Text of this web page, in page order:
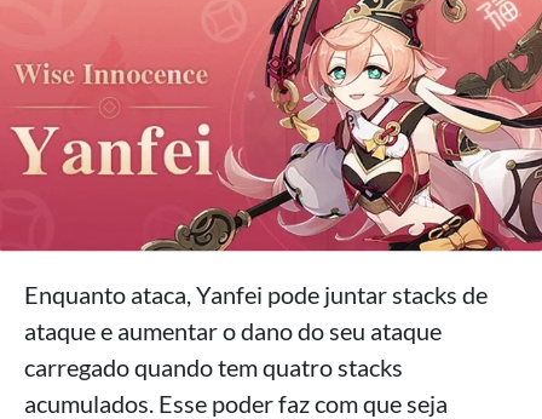
Enquanto ataca, Yanfei pode juntar stacks de
ataque e aumentar o dano do seu ataque
carregado quando tem quatro stacks
acumulados. Esse poder faz com que seja